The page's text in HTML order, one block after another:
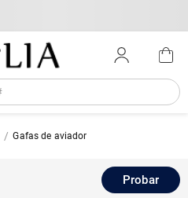
Gafas de aviador
Probar